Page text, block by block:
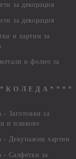
за декорация
за декорация
и хартии за
и фолио за
К О Л Е Д А * * * *
- Заготовки за
и пликове
- Декупажни хартии
- Салфетки за